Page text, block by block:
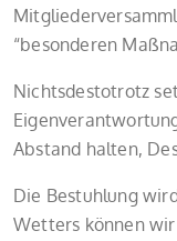
“besonderen
Nichtsdestotrotz
Abstand halten,
Die Bestuhlung
Wetters können